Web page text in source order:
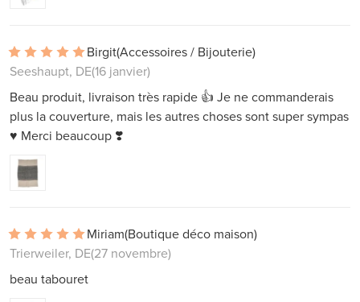
Birgit(Accessoires / Bijouterie)
Seeshaupt, DE(16 janvier)
Beau produit, livraison très rapide 👍 Je ne commanderais
plus la couverture, mais les autres choses sont super sympas
♥️ Merci beaucoup ❣️
Miriam(Boutique déco maison)
Trierweiler, DE(27 novembre)
beau tabouret